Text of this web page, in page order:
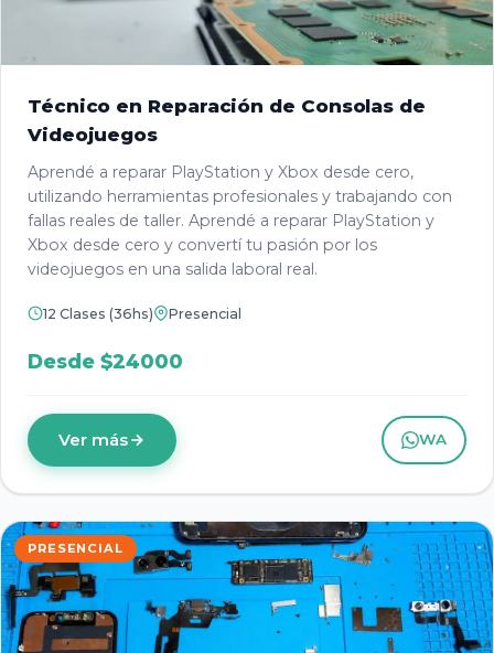
Técnico en Reparación de Consolas de
Videojuegos
Aprendé a reparar PlayStation y Xbox desde cero,
utilizando herramientas profesionales y trabajando con
fallas reales de taller. Aprendé a reparar PlayStation y
Xbox desde cero y convertí tu pasión por los
videojuegos en una salida laboral real.
12 Clases (36hs) Presencial
Desde $24000
Ver más WA
PRESENCIAL